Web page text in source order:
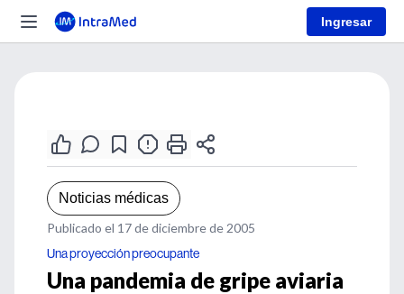
Ingresar
Noticias médicas
Publicado el 17 de diciembre de 2005
Una proyección preocupante
Una pandemia de gripe aviaria